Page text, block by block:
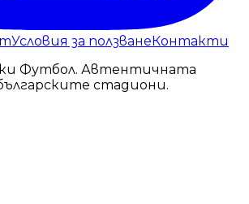
Условия за ползванеКонтакти
Футбол. Автентичната
стадиони.